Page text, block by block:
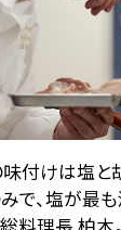
付けは塩と
で、塩が最